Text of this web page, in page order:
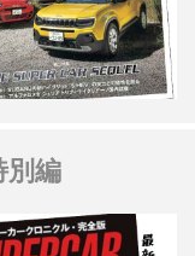
別編